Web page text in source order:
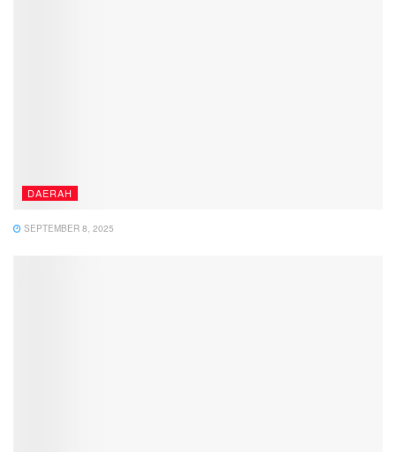
DAERAH
SEPTEMBER 8, 2025